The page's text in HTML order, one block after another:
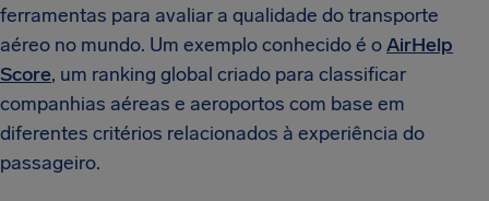
ferramentas para avaliar a qualidade do transporte
aéreo no mundo. Um exemplo conhecido é oAirHelp
Score, um ranking global criado para classificar
companhias aéreas e aeroportos com base em
diferentes critérios relacionados à experiência do
passageiro.